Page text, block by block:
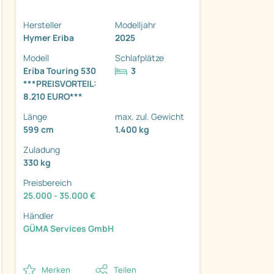
Hersteller
Hymer Eriba
Modelljahr
2025
Modell
Eriba Touring 530
***PREISVORTEIL:
8.210 EURO***
Schlafplätze
3
Länge
599 cm
max. zul. Gewicht
1.400 kg
Zuladung
330 kg
Preisbereich
25.000 - 35.000 €
Händler
GÜMA Services GmbH
Merken Teilen